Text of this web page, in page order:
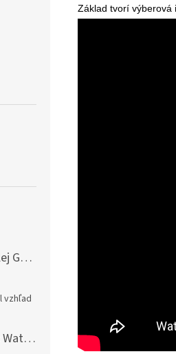
Altevita 100% esenciálny olej GÁFOR – Olej pozitívnej energie 10ml
vzhľad
Superstrava Hydro Balance Watermelon electrolytes Box 30 x 4,7g
Základ tvorí výberová